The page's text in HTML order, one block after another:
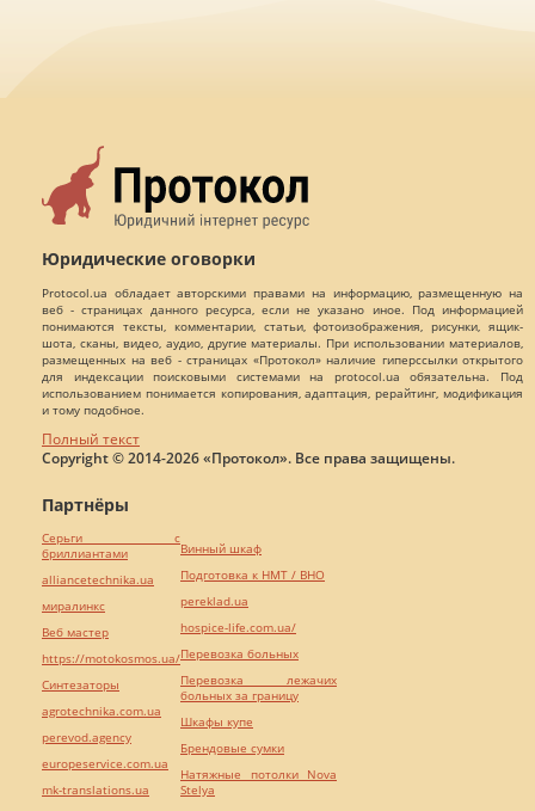
Юридические оговорки
Protocol.ua обладает авторскими правами на информацию, размещенную на
веб - страницах данного ресурса, если не указано иное. Под информацией
понимаются тексты, комментарии, статьи, фотоизображения, рисунки, ящик-
шота, сканы, видео, аудио, другие материалы. При использовании материалов,
размещенных на веб - страницах «Протокол» наличие гиперссылки открытого
для индексации поисковыми системами на protocol.ua обязательна. Под
использованием понимается копирования, адаптация, рерайтинг, модификация
и тому подобное.
Полный текст
Copyright © 2014-2026 «Протокол». Все права защищены.
Партнёры
Серьги с
бриллиантами
alliancetechnika.ua
миралинкс
Веб мастер
https://motokosmos.ua/
Синтезаторы
agrotechnika.com.ua
perevod.agency
europeservice.com.ua
mk-translations.ua
Винный шкаф
Подготовка к НМТ / ВНО
pereklad.ua
hospice-life.com.ua/
Перевозка больных
Перевозка лежачих
больных за границу
Шкафы купе
Брендовые сумки
Натяжные потолки Nova
Stelya